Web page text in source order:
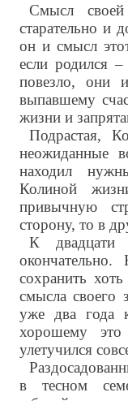
Смысл
старательно и
он и смысл
если родился
повезло, они
выпавшему
жизни и
Подрастая,
неожиданные
находил
Колиной
привычную
сторону, то в
К двадцати
сохранить
смысла своего
уже два года
хорошему
улетучился
в тесном